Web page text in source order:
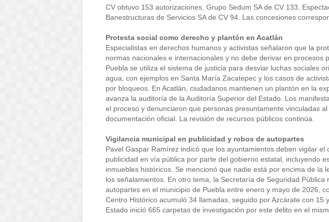
CV obtuvo 153 autorizaciones, Grupo Sedum SA de CV 133,
Banestructuras de Servicios SA de CV 94. Las concesiones
Protesta social como derecho y plantón en Acatlán
Especialistas en derechos humanos y activistas señalaron que la
normas nacionales e internacionales y no debe derivar en procesos
Puebla se utiliza el sistema de justicia para desviar luchas sociales
agua, con ejemplos en Santa María Zacatepec y los casos de
por bloqueos. En Acatlán, ciudadanos mantienen un plantón en la
avanza la auditoría de la Auditoría Superior del Estado. Los
el proceso y denunciaron que personas presuntamente vinculadas
documentación oficial. La revisión de recursos públicos continúa.
Vigilancia municipal en publicidad y robos de autopartes
Pavel Gaspar Ramírez indicó que los ayuntamientos deben vigilar
publicidad en vía pública por parte del gobierno estatal, incluyendo
inmuebles históricos. Se mencionó que nadie está por encima de la
los señalamientos. En otro tema, la Secretaría de Seguridad
autopartes en el municipio de Puebla entre enero y mayo de 2026,
Centro Histórico acumuló 34 llamadas, seguido por Azcárate con 15
Estado inició 665 carpetas de investigación por este delito en el